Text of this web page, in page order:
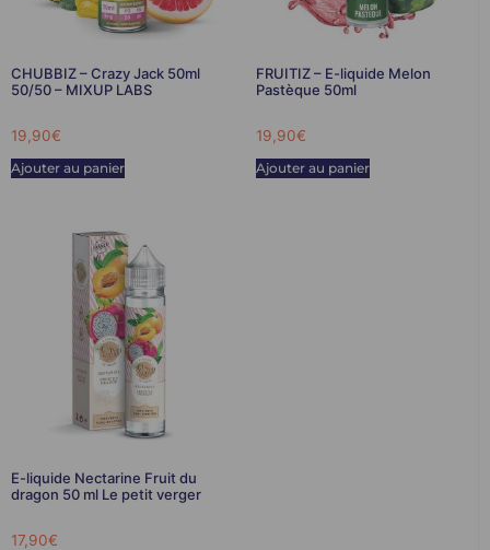
CHUBBIZ – Crazy Jack 50ml
50/50 – MIXUP LABS
19,90€
Ajouter au panier
FRUITIZ – E-liquide Melon
Pastèque 50ml
19,90€
Ajouter au panier
E-liquide Nectarine Fruit du
dragon 50 ml Le petit verger
17,90€